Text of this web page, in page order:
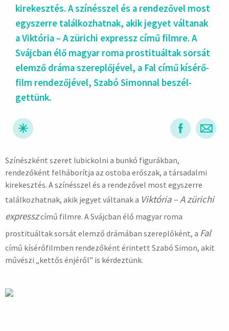
kire­kesz­tés. A szí­nésszel és a rende­zővel most
egy­szerre talál­koz­hat­nak, akik jegyet vál­tanak
a Vik­tória – A zü­richi exp­ressz című filmre. A
Svájc­ban élő magyar roma prosti­tuáltak sorsát
elem­ző drá­ma sze­rep­lőjé­vel, a Fal című kísé­rő­
film ren­de­zőjé­vel, Szabó Simon­nal beszél­
gettünk.
hirdetés
Színészként szeret lubickolni a bunkó figurákban,
rendezőként felháborítja az ostoba erőszak, a társadalmi
kirekesztés. A színésszel és a rendezővel most egyszerre
találkozhatnak, akik jegyet váltanak a Viktória – A zürichi
expresszcímű filmre. A Svájcban élő magyar roma
prostituáltak sorsát elemző drámában szereplőként, a Fal
című kísérőfilmben rendezőként érintett Szabó Simon, akit
művészi „kettős énjéről” is kérdeztünk.